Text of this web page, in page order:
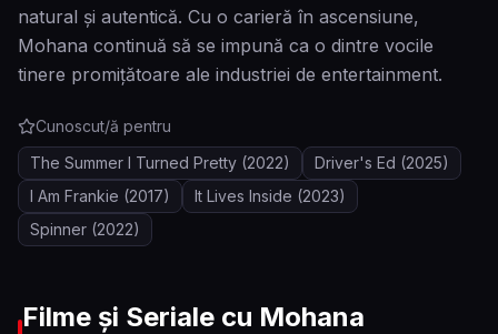
natural și autentică. Cu o carieră în ascensiune,
Mohana continuă să se impună ca o dintre vocile
tinere promițătoare ale industriei de entertainment.
Cunoscut/ă pentru
The Summer I Turned Pretty (2022) Driver's Ed (2025)
I Am Frankie (2017) It Lives Inside (2023)
Spinner (2022)
Filme și Seriale cu Mohana